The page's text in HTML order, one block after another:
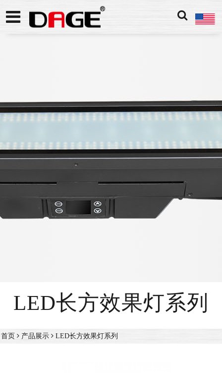
LED长方效果灯系列
首页 产品展示 LED长方效果灯系列